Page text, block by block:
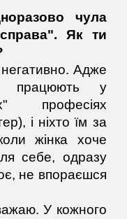
чула
Як ти
Адже
працюють у
професіях
і ніхто їм за
жінка хоче
себе, одразу
не впораєшся
У кожного